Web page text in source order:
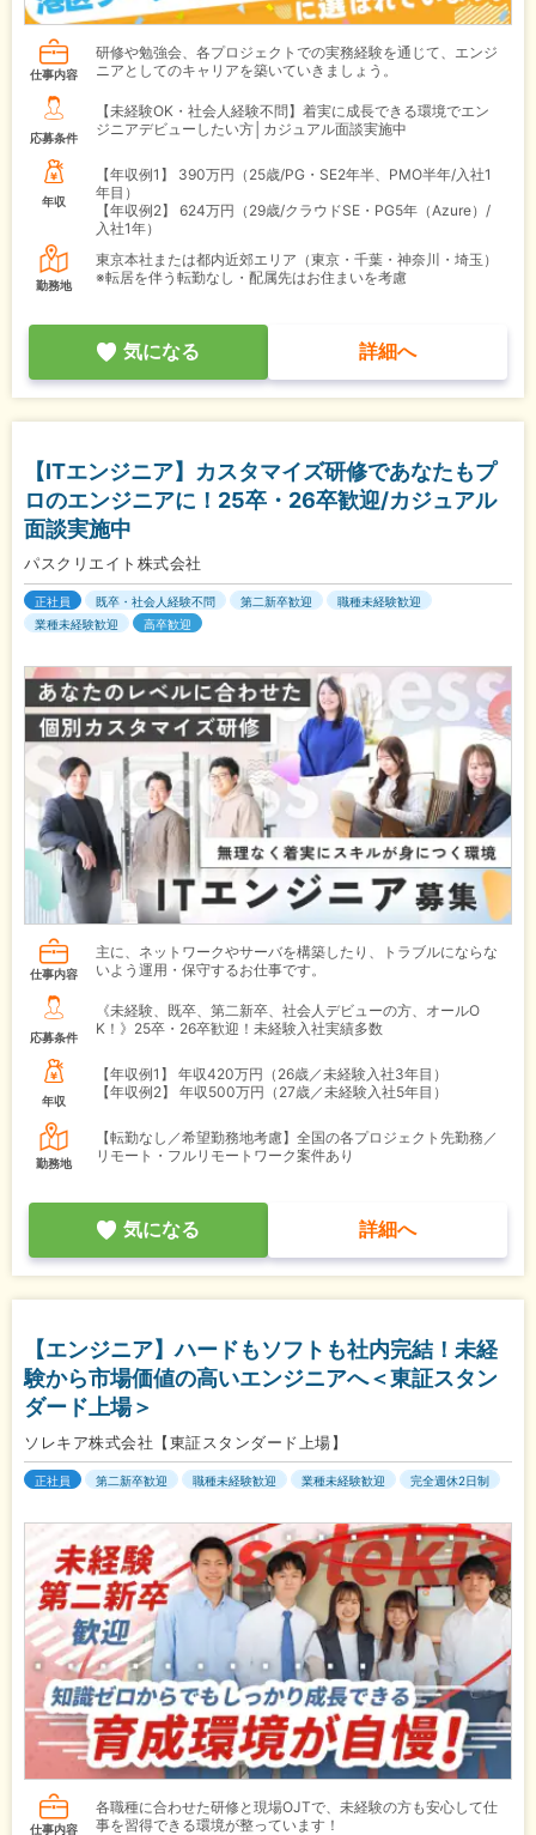
仕事内容
研修や勉強会、各プロジェクトでの実務経験を通じて、エンジ
ニアとしてのキャリアを築いていきましょう。
応募条件
【未経験OK・社会人経験不問】着実に成長できる環境でエン
ジニアデビューしたい方│カジュアル面談実施中
年収
【年収例1】
390万円（25歳/PG・SE2年半、PMO半年/入社1
年目）
【年収例2】
624万円（29歳/クラウドSE・PG5年（Azure）/
入社1年）
勤務地
東京本社または都内近郊エリア（東京・千葉・神奈川・埼玉）
※転居を伴う転勤なし・配属先はお住まいを考慮
気になる 詳細へ
【ITエンジニア】カスタマイズ研修であなたもプ
ロのエンジニアに！25卒・26卒歓迎/カジュアル
面談実施中
パスクリエイト株式会社
正社員 既卒・社会人経験不問 第二新卒歓迎
職種未経験歓迎
業種未経験歓迎
高卒歓迎
仕事内容
主に、ネットワークやサーバを構築したり、トラブルにならな
いよう運用・保守するお仕事です。
応募条件
《未経験、既卒、第二新卒、社会人デビューの方、オールO
K！》25卒・26卒歓迎！未経験入社実績多数
年収
【年収例1】
年収420万円（26歳／未経験入社3年目）
【年収例2】
年収500万円（27歳／未経験入社5年目）
勤務地
【転勤なし／希望勤務地考慮】全国の各プロジェクト先勤務／
リモート・フルリモートワーク案件あり
気になる 詳細へ
【エンジニア】ハードもソフトも社内完結！未経
験から市場価値の高いエンジニアへ＜東証スタン
ダード上場＞
ソレキア株式会社【東証スタンダード上場】
正社員 第二新卒歓迎 職種未経験歓迎 業種未経験歓迎 完全週休2日制
仕事内容
各職種に合わせた研修と現場OJTで、未経験の方も安心して仕
事を習得できる環境が整っています！